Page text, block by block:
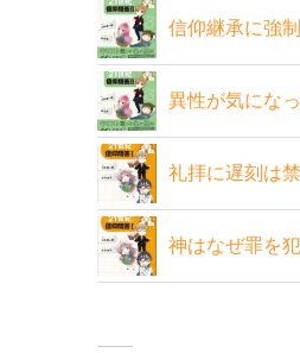
信仰継承に強
異性が気にな
礼拝に遅刻は
神はなぜ罪を